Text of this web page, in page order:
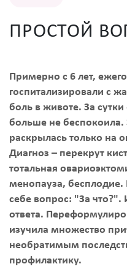
ПРОСТОЙ
Примерно с 6 лет,
госпитализировали с
боль в животе. За
больше не беспокоила.
раскрылась только на
Диагноз – перекрут
тотальная
менопауза, бесплодие.
себе вопрос: "За что?".
ответа.
изучила множество
необратимым
профилактику.